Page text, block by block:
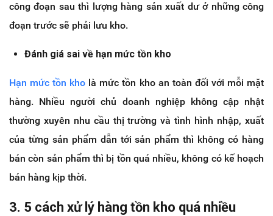
công đoạn sau thì lượng hàng sản xuất dư ở những công
đoạn trước sẽ phải lưu kho.
Đánh giá sai về hạn mức tồn kho
Hạn mức tồn kho là mức tồn kho an toàn đối với mỗi mặt
hàng. Nhiều người chủ doanh nghiệp không cập nhật
thường xuyên nhu cầu thị trường và tình hình nhập, xuất
của từng sản phẩm dẫn tới sản phẩm thì không có hàng
bán còn sản phẩm thì bị tồn quá nhiều, không có kế hoạch
bán hàng kịp thời.
3. 5 cách xử lý hàng tồn kho quá nhiều